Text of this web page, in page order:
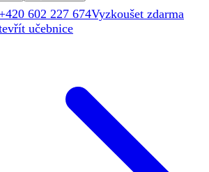
602 227 674Vyzkoušet zdarma
učebnice